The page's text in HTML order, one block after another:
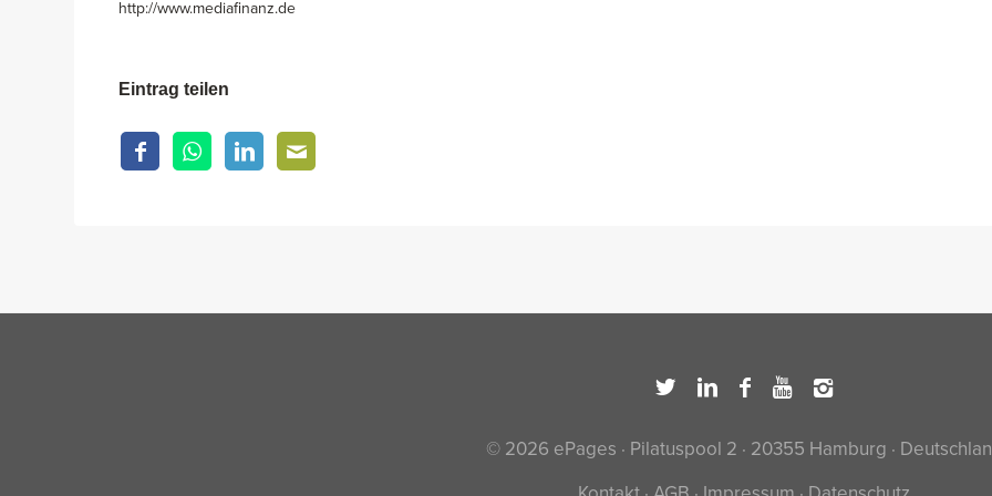
http://www.mediafinanz.de
Eintrag teilen
© 2026 ePages · Pilatuspool 2 · 20355 Hamburg ·